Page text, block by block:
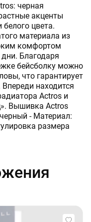
черная
акценты
цвета.
материала из
комфортом
Благодаря
бейсболку можно
что гарантирует
находится
Actros и
Вышивка Actros
- Материал:
размера